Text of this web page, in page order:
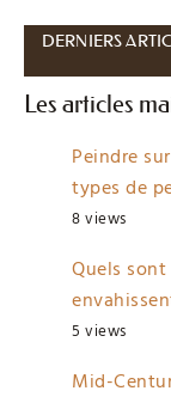
DERNIERS
Les articles
Peindre
types de
8 views
Quels
5 views
Mid-